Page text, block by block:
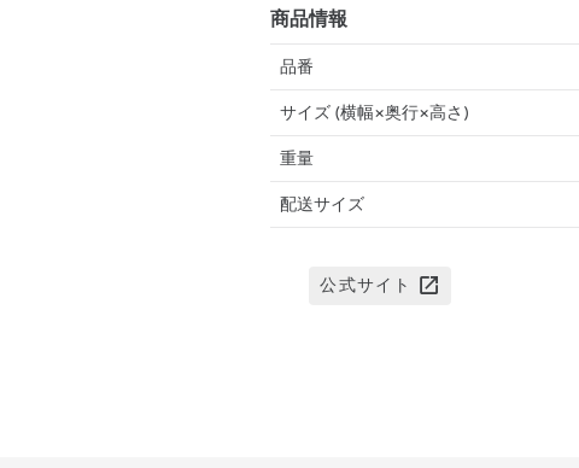
商品情報
品番
サイズ (横幅×奥行×高さ)
重量
配送サイズ
公式サイト